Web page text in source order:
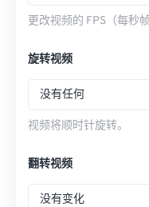
更改视频的 FPS（每秒帧
旋转视频
没有任何
视频将顺时针旋转。
翻转视频
没有变化